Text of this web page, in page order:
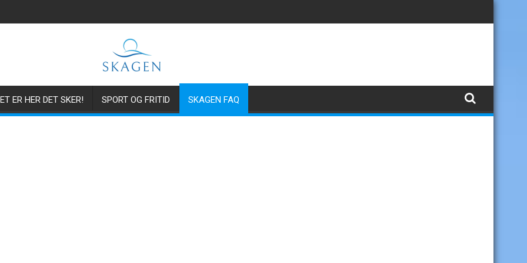
ER HER DET SKER! SPORT OG FRITID SKAGEN FAQ